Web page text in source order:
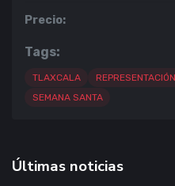
Precio:
Tags:
TLAXCALA
SEMANA SANTA
Últimas noticias